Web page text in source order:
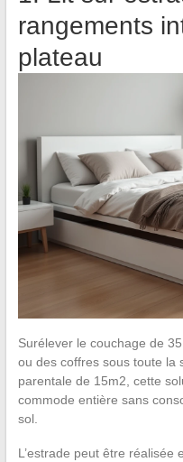
rangements
plateau
Surélever le couchage de
ou des coffres sous toute la
parentale de 15m2, cette
commode entière sans
sol.
L’estrade peut être réalisée